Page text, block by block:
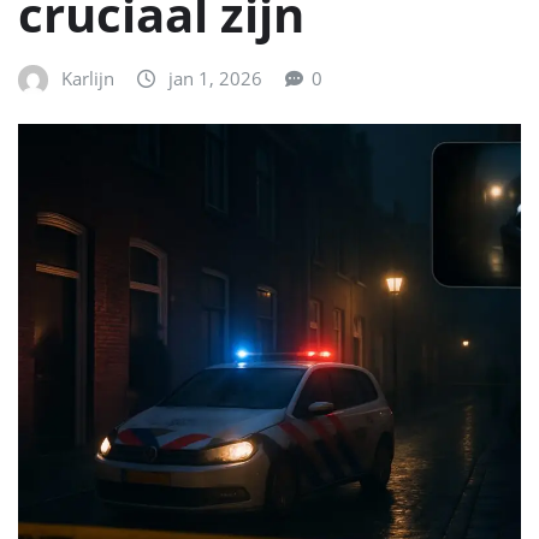
cruciaal zijn
Karlijn jan 1, 2026 0